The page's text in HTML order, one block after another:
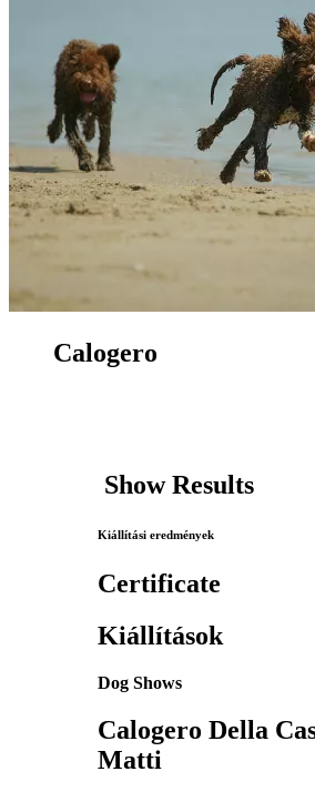
Calogero
Show Results
Kiállítási eredmények
Certificate
Kiállítások
Dog Shows
Calogero Della
Matti